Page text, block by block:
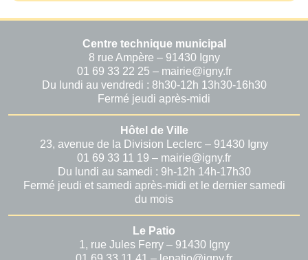
Centre technique municipal
8 rue Ampère – 91430 Igny
01 69 33 22 25 – mairie@igny.fr
Du lundi au vendredi : 8h30-12h 13h30-16h30
Fermé jeudi après-midi
Hôtel de Ville
23, avenue de la Division Leclerc – 91430 Igny
01 69 33 11 19 – mairie@igny.fr
Du lundi au samedi : 9h-12h 14h-17h30
Fermé jeudi et samedi après-midi et le dernier samedi
du mois
Le Patio
1, rue Jules Ferry – 91430 Igny